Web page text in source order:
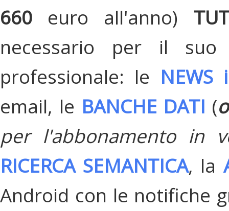
660 euro all'anno)
necessario per il suo
professionale: le
email, le BANCHE DATI (
per l'abbonamento in
RICERCA SEMANTICA, la
Android con le notifiche